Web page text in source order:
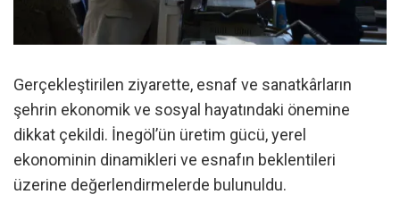
Gerçekleştirilen ziyarette, esnaf ve sanatkârların
şehrin ekonomik ve sosyal hayatındaki önemine
dikkat çekildi. İnegöl’ün üretim gücü, yerel
ekonominin dinamikleri ve esnafın beklentileri
üzerine değerlendirmelerde bulunuldu.